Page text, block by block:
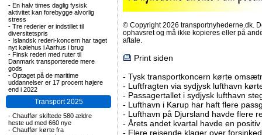
- En halv times daglig fysisk
aktivitet kan forebygge alvorlig
stress
- Tre rederier er indstillet til
diversitetspris
- Islandsk rederi-koncern har taget
nyt kølehus i Aarhus i brug
- Finsk rederi med ruter til
Danmark transporterede mere
gods
- Optaget på de maritime
uddannelser er 17 procent højere
end i 2022
Transport 2025
- Chauffør skiftede 580 ældre
heste ud med 660 nye
- Chauffør kørte fra
© Copyright 2026 transportnyhederne.dk.
ophavsret og må ikke kopieres eller på
aftale.
Print siden
- Tysk transportkoncern kørte
- Luftfragten via sydjysk lufthavn
- Passagertallet i sydjysk lufthavn
- Lufthavn i Karup har haft flere
- Lufthavn på Djursland havde flere
- Årets andet kvartal havde en
- Flere rejsende klager over